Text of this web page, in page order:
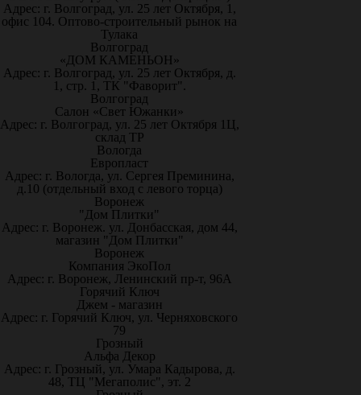
Адрес: г. Волгоград, ул. 25 лет Октября, 1,
офис 104. Оптово-строительный рынок на
Тулака
Волгоград
«ДОМ КАМЕНЬОН»
Адрес: г. Волгоград, ул. 25 лет Октября, д.
1, стр. 1, ТК "Фаворит".
Волгоград
Салон «Свет Южанки»
Адрес: г. Волгоград, ул. 25 лет Октября 1Ц,
склад ТР
Вологда
Европласт
Адрес: г. Вологда, ул. Сергея Преминина,
д.10 (отдельный вход с левого торца)
Воронеж
"Дом Плитки"
Адрес: г. Воронеж. ул. Донбасская, дом 44,
магазин "Дом Плитки"
Воронеж
Компания ЭкоПол
Адрес: г. Воронеж, Ленинский пр-т, 96А
Горячий Ключ
Джем - магазин
Адрес: г. Горячий Ключ, ул. Черняховского
79
Грозный
Альфа Декор
Адрес: г. Грозный, ул. Умара Кадырова, д.
48, ТЦ "Мегаполис", эт. 2